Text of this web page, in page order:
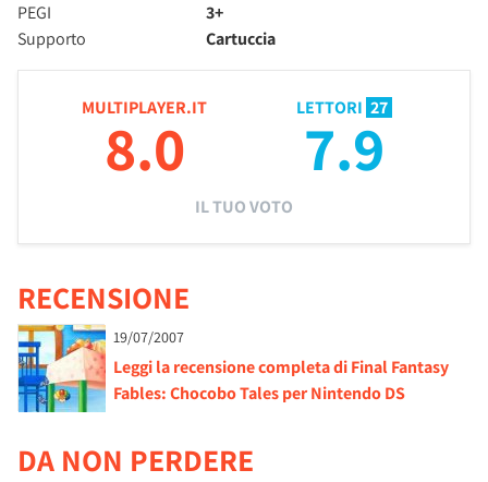
PEGI
3+
Supporto
Cartuccia
MULTIPLAYER.IT
8.0
LETTORI 27
7.9
IL TUO VOTO
RECENSIONE
19/07/2007
Leggi la recensione completa di Final Fantasy
Fables: Chocobo Tales per Nintendo DS
DA NON PERDERE